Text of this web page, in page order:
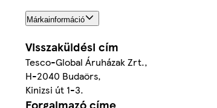
Márkainformáció
Visszaküldési cím
Tesco-Global Áruházak Zrt.,
H-2040 Budaörs,
Kinizsi út 1-3.
Forgalmazó címe